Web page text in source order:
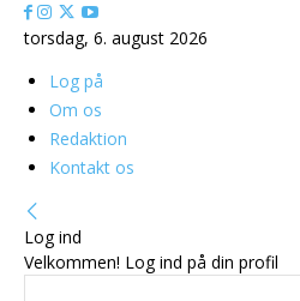
torsdag, 6. august 2026
Log på
Om os
Redaktion
Kontakt os
Log ind
Velkommen! Log ind på din profil